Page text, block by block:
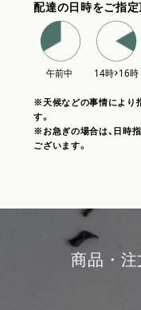
配達の日時をご指定
※天候などの事情により
す。
※お急ぎの場合は、日時
ございます。
商品・